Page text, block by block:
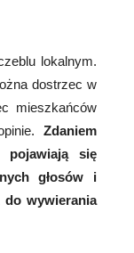
lokalnym.
dostrzec w
mieszkańców
Zdaniem
pojawiają się
głosów i
do wywierania